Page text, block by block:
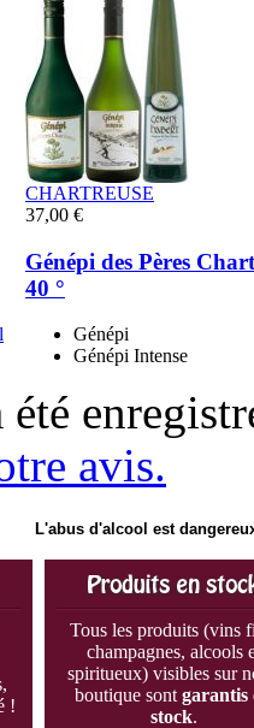
CHARTREUSE
37,00 €
Génépi des Pères
40 °
Génépi
Génépi Intense
été
avis.
L'abus d'alcool est
!
Tous les produits (vins
champagnes, alcools
spiritueux) visibles sur
boutique sont garantis
stock.